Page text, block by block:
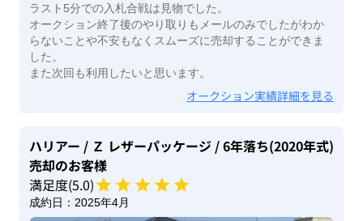
ラスト5分での入札合戦は見物でした。
オークション終了後のやり取りもメールのみでしたがわか
らないことや不安もなくスムーズに売却することができま
した。
また次回も利用したいと思います。
オークション実績詳細を見る
ハリアー / Ｚ レザーパッケージ / 6年落ち(2020年式)
売却のお客様
満足度(5.0)
成約日： 2025年4月